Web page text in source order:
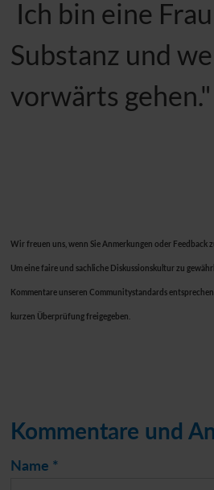
Ich bin eine
Substanz und
vorwärts gehen."
Wir freuen uns, wenn Sie Anmerkungen oder Feedback
Um eine faire und sachliche Diskussionskultur zu
Kommentare unseren Communitystandards
kurzen Überprüfung freigegeben.
Kommentare und
Name *